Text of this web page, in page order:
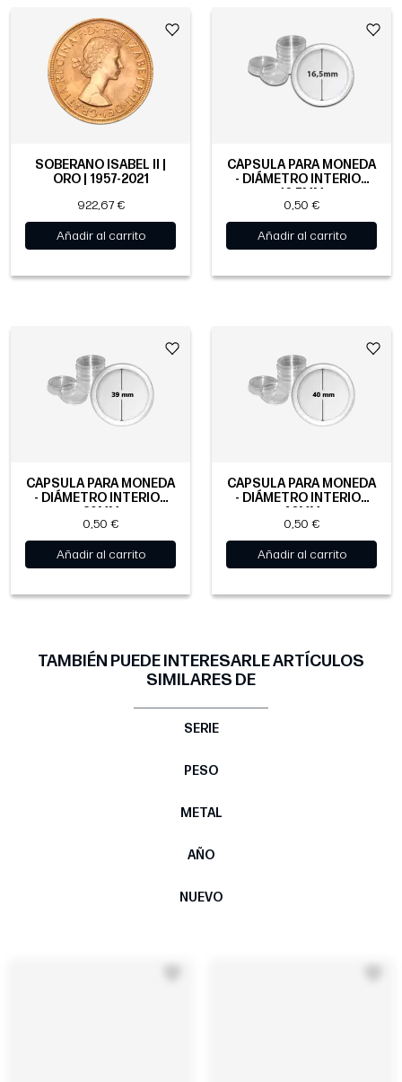
SOBERANO ISABEL II |
ORO | 1957-2021
922,67 €
Añadir al carrito
CÁPSULA PARA MONEDA
- DIÁMETRO INTERIOR
16.5MM
0,50 €
Añadir al carrito
CÁPSULA PARA MONEDA
- DIÁMETRO INTERIOR
39MM
0,50 €
Añadir al carrito
CÁPSULA PARA MONEDA
- DIÁMETRO INTERIOR
40MM
0,50 €
Añadir al carrito
TAMBIÉN PUEDE INTERESARLE ARTÍCULOS
SIMILARES DE
SERIE
PESO
METAL
AÑO
NUEVO